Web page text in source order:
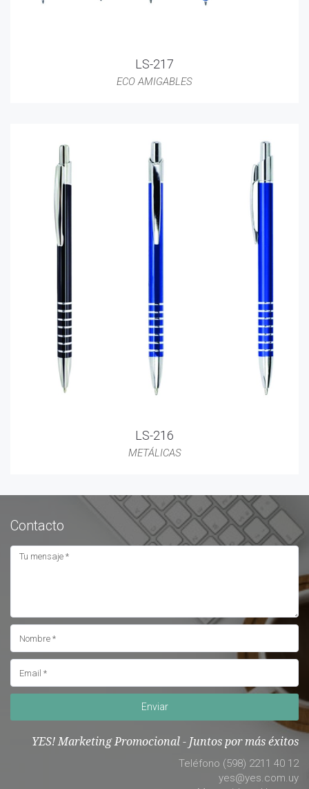
LS-217
ECO AMIGABLES
LS-216
METÁLICAS
Contacto
Enviar
YES! Marketing Promocional - Juntos por más éxitos
Teléfono (598) 2211 40 12
yes@yes.com.uy